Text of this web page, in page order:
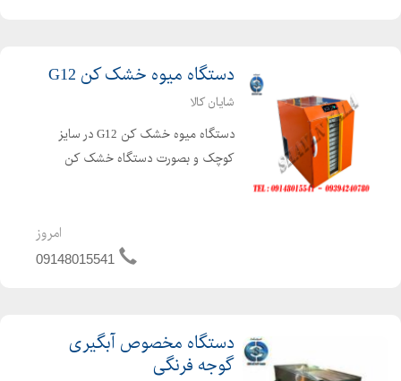
دستگاه میوه خشک کن G12
شایان کالا
دستگاه میوه خشک کن G12 در سایز
کوچک و بصورت دستگاه خشک کن
خشک کن سبزی ، خشک کن قارچ ،
خشک کن ادویه بصورت خشک کن
امروز
09148015541
دستگاه مخصوص آبگیری
گوجه فرنگی